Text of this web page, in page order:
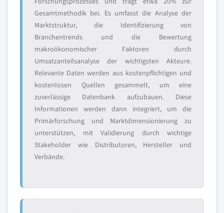
Gesamtmethodik bei. Es umfasst die Analyse der
Marktstruktur, die Identifizierung von
Branchentrends und die Bewertung
makroökonomischer Faktoren durch
Umsatzanteilsanalyse der wichtigsten Akteure.
Relevante Daten werden aus kostenpflichtigen und
kostenlosen Quellen gesammelt, um eine
zuverlässige Datenbank aufzubauen. Diese
Informationen werden dann integriert, um die
Primärforschung und Marktdimensionierung zu
unterstützen, mit Validierung durch wichtige
Stakeholder wie Distributoren, Hersteller und
Verbände.